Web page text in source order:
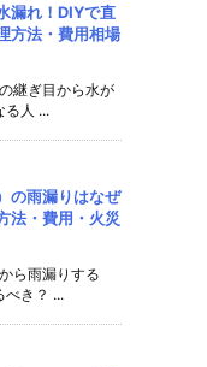
漏れ！DIYで直
方法・費用相場
継ぎ目から水が
る人 ...
の雨漏りはなぜ
法・費用・火災
ら雨漏りする
べき？ ...